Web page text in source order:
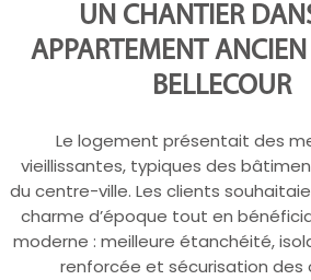
UN CHANTIER
APPARTEMENT ANCIEN
BELLECOUR
Le logement présentait des
vieillissantes, typiques des
du centre-ville. Les clients
charme d’époque tout en
moderne : meilleure étanchéité,
renforcée et sécurisation des